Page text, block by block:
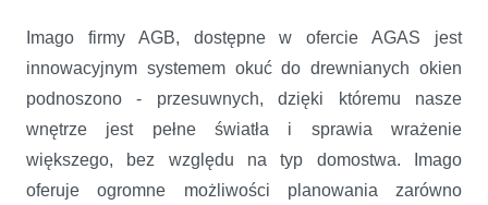
Imago firmy AGB, dostępne w ofercie AGAS jest
innowacyjnym systemem okuć do drewnianych okien
podnoszono - przesuwnych, dzięki któremu nasze
wnętrze jest pełne światła i sprawia wrażenie
większego, bez względu na typ domostwa. Imago
oferuje ogromne możliwości planowania zarówno